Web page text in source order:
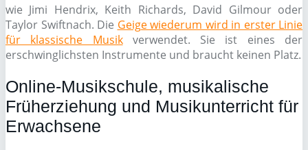
wie Jimi Hendrix, Keith Richards, David Gilmour oder
Taylor Swiftnach. Die Geige wiederum wird in erster Linie
für klassische Musikverwendet. Sie ist eines der
erschwinglichsten Instrumente und braucht keinen Platz.
Online-Musikschule, musikalische
Früherziehung und Musikunterricht für
Erwachsene